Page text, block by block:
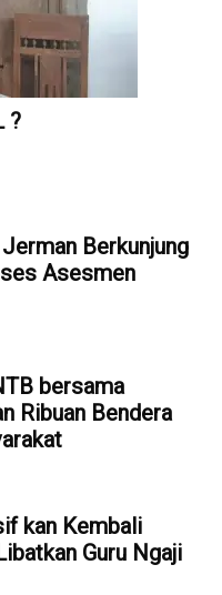
?
Berkunjung
Asesmen
bersama
Ribuan Bendera
kan Kembali
Guru Ngaji